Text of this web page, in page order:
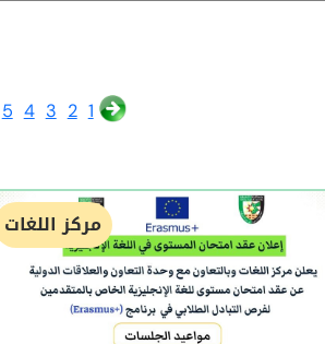
1
2
3
4
5
مركز اللغات